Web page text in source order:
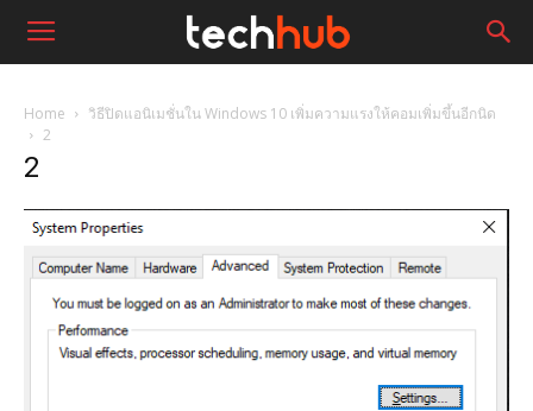
Home
วิธีปิดแอนิเมชั่นใน Windows 10 เพิ่มความแรงให้คอมเพิ่มขึ้นอีกนิด
2
2